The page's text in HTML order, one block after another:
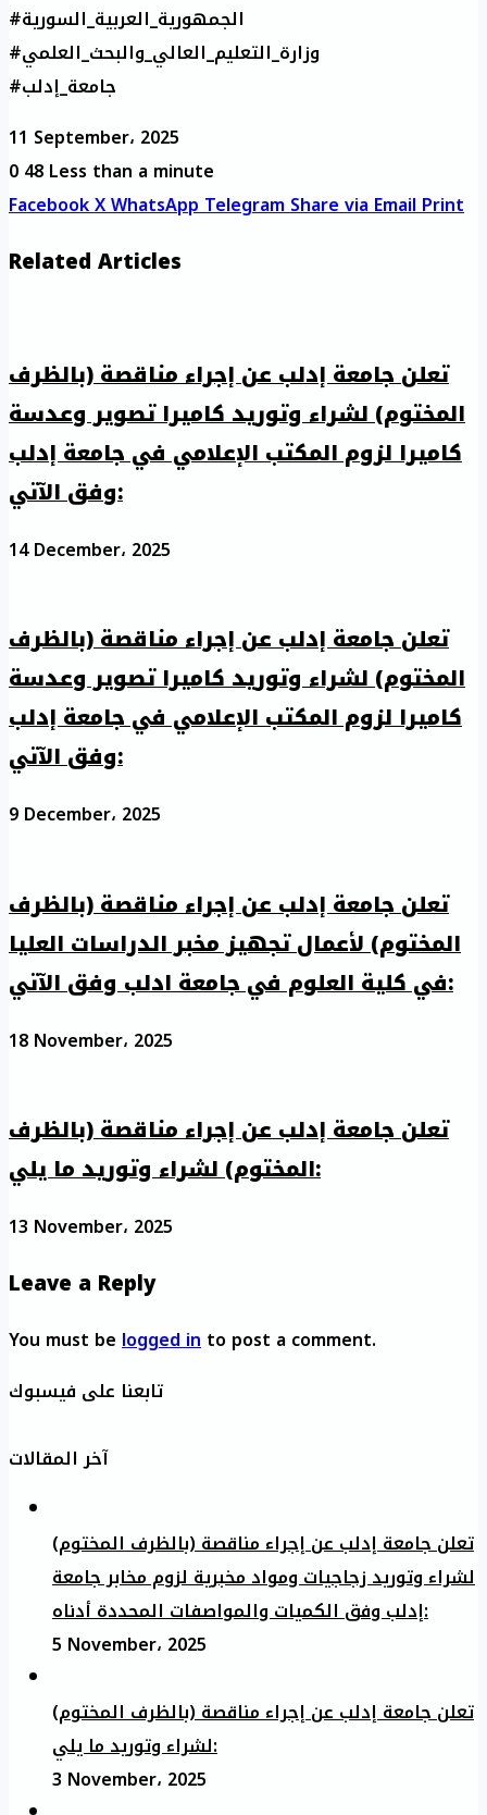
#الجمهورية_العربية_السورية
#وزارة_التعليم_العالي_والبحث_العلمي
#جامعة_إدلب
11 September، 2025
048Less than a minute
FacebookXWhatsAppTelegramShare via EmailPrint
Related Articles
تعلن جامعة إدلب عن إجراء مناقصة (بالظرف
المختوم) لشراء وتوريد كاميرا تصوير وعدسة
كاميرا لزوم المكتب الإعلامي في جامعة إدلب
وفق الآتي:
14 December، 2025
تعلن جامعة إدلب عن إجراء مناقصة (بالظرف
المختوم) لشراء وتوريد كاميرا تصوير وعدسة
كاميرا لزوم المكتب الإعلامي في جامعة إدلب
وفق الآتي:
9 December، 2025
تعلن جامعة إدلب عن إجراء مناقصة (بالظرف
المختوم) لأعمال تجهيز مخبر الدراسات العليا
في كلية العلوم في جامعة ادلب وفق الآتي:
18 November، 2025
تعلن جامعة إدلب عن إجراء مناقصة (بالظرف
المختوم) لشراء وتوريد ما يلي:
13 November، 2025
Leave a Reply
You must belogged into post a comment.
تابعنا على فيسبوك
آخر المقالات
تعلن جامعة إدلب عن إجراء مناقصة (بالظرف المختوم)
لشراء وتوريد زجاجيات ومواد مخبرية لزوم مخابر جامعة
إدلب وفق الكميات والمواصفات المحددة أدناه:
5 November، 2025
تعلن جامعة إدلب عن إجراء مناقصة (بالظرف المختوم)
لشراء وتوريد ما يلي:
3 November، 2025